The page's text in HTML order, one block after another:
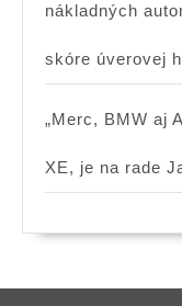
nákladných
skóre úverovej
„Merc, BMW aj
XE, je na rade